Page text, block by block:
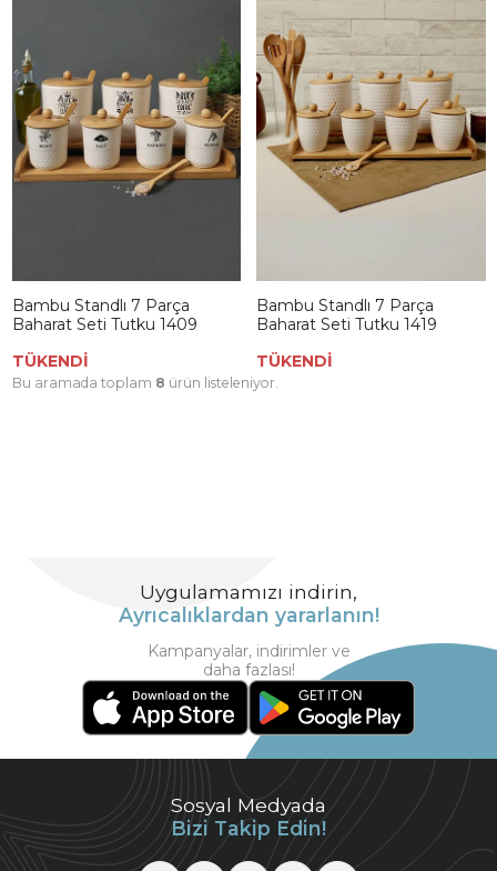
Bambu Standlı 7 Parça
Baharat Seti Tutku 1409
TÜKENDİ
Bambu Standlı 7 Parça
Baharat Seti Tutku 1419
TÜKENDİ
Bu aramada toplam 8 ürün listeleniyor.
Sosyal Medyada
Bizi Takip Edin!
Uygulamamızı indirin,
Ayrıcalıklardan yararlanın!
Kampanyalar, indirimler ve
daha fazlası!